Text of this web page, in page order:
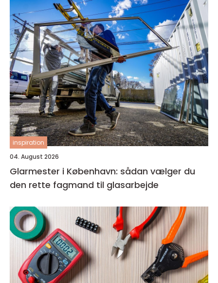
inspiration
04. August 2026
Glarmester i København: sådan vælger du
den rette fagmand til glasarbejde